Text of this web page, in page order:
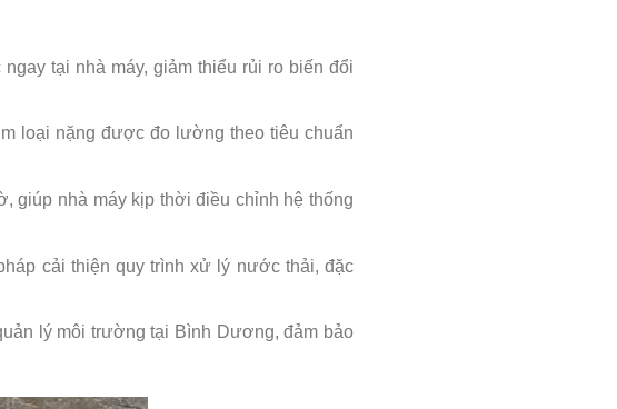
tại nhà máy, giảm thiểu rủi ro biến đổi
loại nặng được đo lường theo tiêu chuẩn
giúp nhà máy kịp thời điều chỉnh hệ thống
cải thiện quy trình xử lý nước thải, đặc
lý môi trường tại Bình Dương, đảm bảo